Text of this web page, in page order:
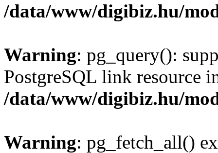
/data/www/digibiz.hu/
Warning: pg_query():
PostgreSQL link resource
/data/www/digibiz.hu/
Warning: pg_fetch_all()